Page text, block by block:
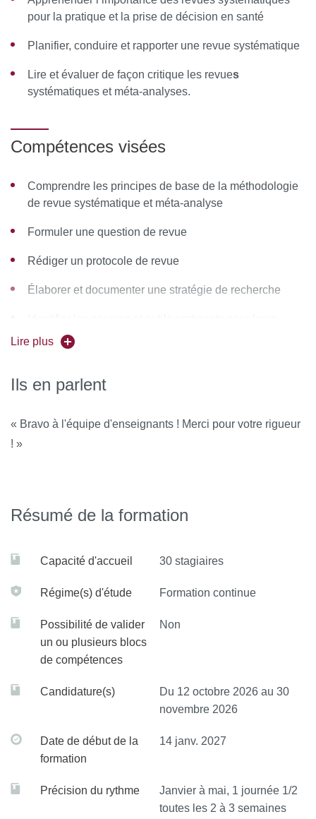
pour la pratique et la prise de décision en santé
Planifier, conduire et rapporter une revue systématique
Lire et évaluer de façon critique les revues
systématiques et méta-analyses.
Compétences visées
Comprendre les principes de base de la méthodologie
de revue systématique et méta-analyse
Formuler une question de revue
Rédiger un protocole de revue
Élaborer et documenter une stratégie de recherche
recherches
sélectionner des études
d’études
Procéder à une méta-analyse
synthèses narratives
Appliquer la méthode GRADE pour évaluer la certitude
Évaluer la qualité des revues systématiques et méta-
analyses
pour la conduite de revues systématiques : MECIR,
TACIT, Rob 2.0, outils semi-automatisés
Lire plus
Ils en parlent
« Bravo à l'équipe d'enseignants ! Merci pour votre rigueur
! »
Résumé de la formation
Capacité d'accueil 30 stagiaires
Régime(s) d'étude Formation continue
Possibilité de valider
un ou plusieurs blocs
de compétences
Non
Candidature(s)
Du 12 octobre 2026 au 30
novembre 2026
Date de début de la
formation
14 janv. 2027
Précision du rythme
Janvier à mai, 1 journée 1/2
toutes les 2 à 3 semaines